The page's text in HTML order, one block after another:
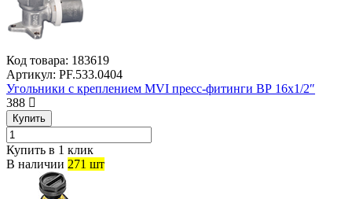
Код товара: 183619
Артикул: PF.533.0404
Угольники с креплением MVI пресс-фитинги ВР 16х1/2″
388
Купить
Купить в 1 клик
В наличии 271 шт